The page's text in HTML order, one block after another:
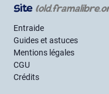
Site
Entraide
Guides et astuces
Mentions légales
CGU
Crédits